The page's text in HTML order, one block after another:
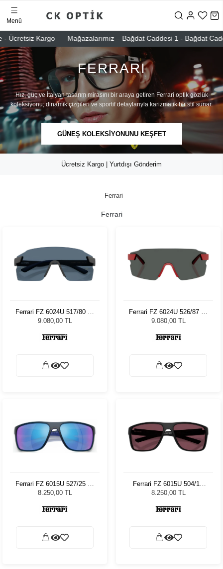
Ücretsiz Kargo Mağazalarımız – Bağdat Caddesi 1 - Bağdat
Menü
FERRARI
Hız, güç ve İtalyan tasarım mirasını bir araya getiren Ferrari optik gözlük
koleksiyonu; dinamik çizgileri ve sportif detaylarıyla karizmatik bir stil sunar.
GÜNEŞ KOLEKSİYONUNU KEŞFET
Ücretsiz Kargo | Yurtdışı Gönderim
Ferrari
Ferrari
Ferrari FZ 6024U 517/80 33
Unisex Güneş Gözlüğü
9.080,00 TL
Ferrari FZ 6024U 526/87 33
Unisex Güneş Gözlüğü
9.080,00 TL
Ferrari FZ 6015U 527/25 63
Erkek Güneş Gözlüğü
8.250,00 TL
Ferrari FZ 6015U 504/1E
63 Erkek Güneş Gözlüğü
8.250,00 TL